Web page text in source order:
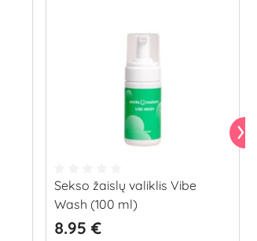
Sekso žaislų valiklis Vibe
Wash (100 ml)
8.95 €